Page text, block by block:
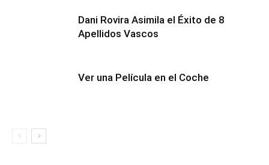
Dani Rovira Asimila el Éxito de 8
Apellidos Vascos
Ver una Película en el Coche